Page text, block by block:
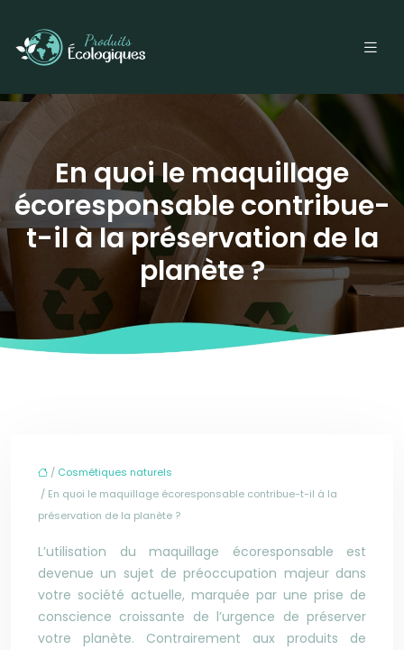
En quoi le maquillage
écoresponsable contribue-
t-il à la préservation de la
planète ?
/ Cosmétiques naturels
/ En quoi le maquillage écoresponsable contribue-t-il à la
préservation de la planète ?
L’utilisation du maquillage écoresponsable est
devenue un sujet de préoccupation majeur dans
votre société actuelle, marquée par une prise de
conscience croissante de l’urgence de préserver
votre planète. Contrairement aux produits de